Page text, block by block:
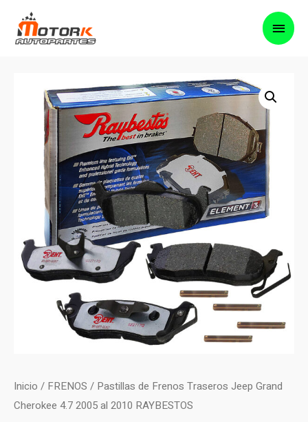
Inicio / FRENOS / Pastillas de Frenos Traseros Jeep Grand
Cherokee 4.7 2005 al 2010 RAYBESTOS